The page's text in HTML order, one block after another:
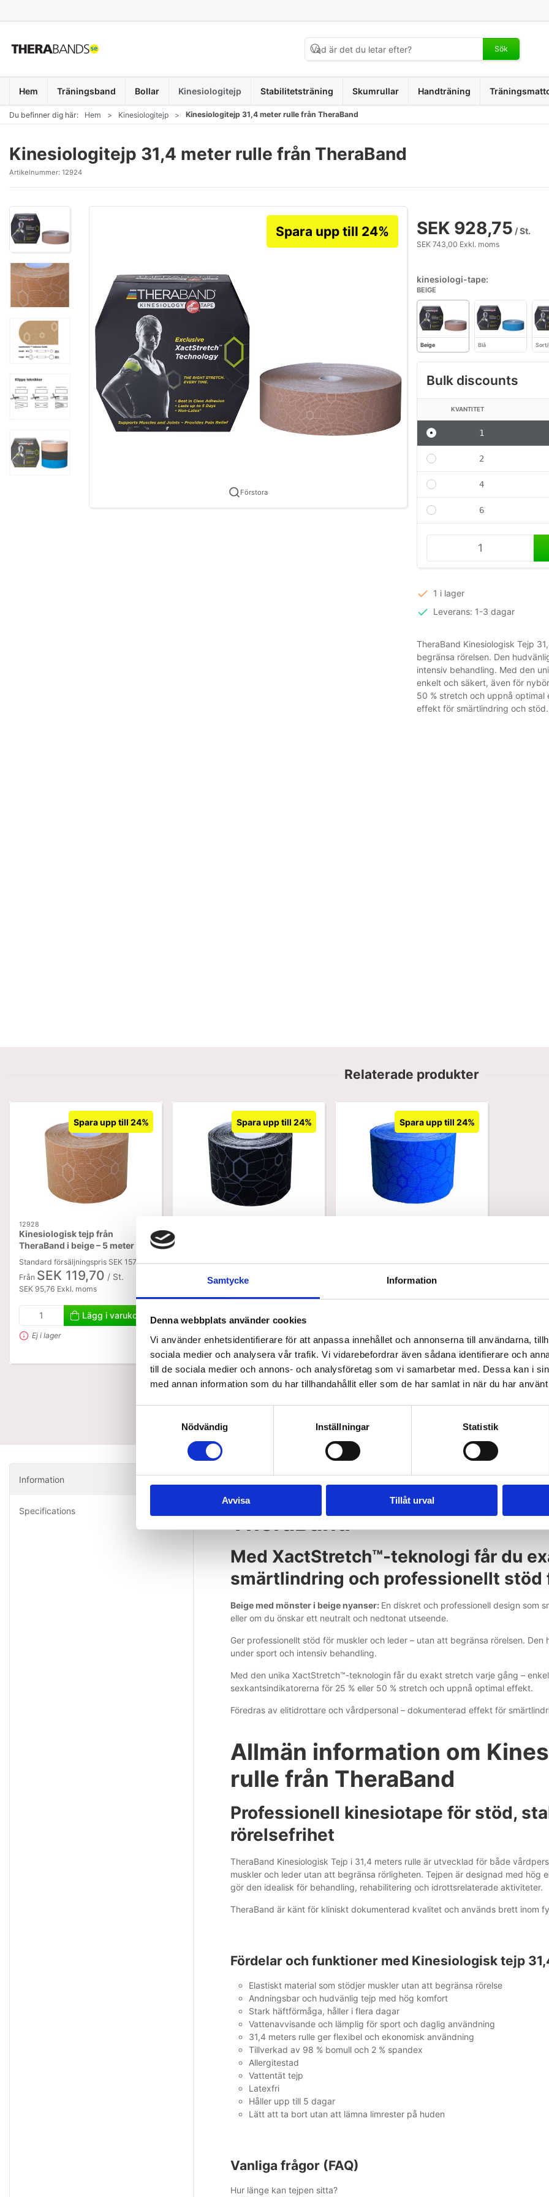
Samtycke Information
Denna webbplats använder cookies
Vi använder enhetsidentifierare för att anpassa innehållet och annonserna till användarna,
sociala medier och analysera vår trafik. Vi vidarebefordrar även sådana identifierare och
till de sociala medier och annons- och analysföretag som vi samarbetar med. Dessa kan i
med annan information som du har tillhandahållit eller som de har samlat in när du har
Nödvändig
Inställningar Statistik
Avvisa Tillåt urval
Sök
Hem Träningsband Bollar Kinesiologitejp Stabilitetsträning Skumrullar Handträning
Du befinner dig här: Hem Kinesiologitejp Kinesiologitejp 31,4 meter rulle från TheraBand
Kinesiologitejp 31,4 meter rulle från TheraBand
Artikelnummer: 12924
Förstora
Spara upp till 24% SEK 928,75 / St.
SEK 743,00 Exkl. moms
kinesiologi-tape:
BEIGE
Beige Blå
Bulk discounts
KVANTITET
1
2
4
6
1 i lager
Leverans: 1-3 dagar
TheraBand Kinesiologisk Tejp
begränsa rörelsen. Den
intensiv behandling. Med den
enkelt och säkert, även för
50 % stretch och uppnå
effekt för smärtlindring och stöd.
Relaterade produkter
Spara upp till 24%
12928
Kinesiologisk tejp från
TheraBand i beige – 5 meter
Standard försäljningspris SEK 157,50
Från SEK 119,70 / St.
SEK 95,76 Exkl. moms
Lägg i varukorg
Ej i lager
Spara upp till 24%
Standard försäljningspris SEK 157,50
SEK 119,70
Lägg i varukorg
Ej i lager
Spara upp till 24%
Standard försäljningspris SEK 157,50
SEK 119,70/ St.
44 i lager
Information
Specifications
Kinesiologisk tejp i beige -
TheraBand
Med XactStretch™-teknologi får du
smärtlindring och professionellt stöd
Beige med mönster i beige nyanser: En diskret och professionell design som
eller om du önskar ett neutralt och nedtonat utseende.
Ger professionellt stöd för muskler och leder – utan att begränsa rörelsen.
under sport och intensiv behandling.
Med den unika XactStretch™-teknologin får du exakt stretch varje gång –
sexkantsindikatorerna för 25 % eller 50 % stretch och uppnå optimal effekt.
Föredras av elitidrottare och vårdpersonal – dokumenterad effekt för
Allmän information om
rulle från TheraBand
Professionell kinesiotape för stöd,
rörelsefrihet
TheraBand Kinesiologisk Tejp i 31,4 meters rulle är utvecklad för både
muskler och leder utan att begränsa rörligheten. Tejpen är designad med
gör den idealisk för behandling, rehabilitering och idrottsrelaterade aktiviteter.
TheraBand är känt för kliniskt dokumenterad kvalitet och används brett inom
Fördelar och funktioner med Kinesiologisk tejp
Elastiskt material som stödjer muskler utan att begränsa rörelse
Andningsbar och hudvänlig tejp med hög komfort
Stark häftförmåga, håller i flera dagar
Vattenavvisande och lämplig för sport och daglig användning
31,4 meters rulle ger flexibel och ekonomisk användning
Tillverkad av 98 % bomull och 2 % spandex
Allergitestad
Vattentät tejp
Latexfri
Håller upp till 5 dagar
Lätt att ta bort utan att lämna limrester på huden
Vanliga frågor (FAQ)
Hur länge kan tejpen sitta?